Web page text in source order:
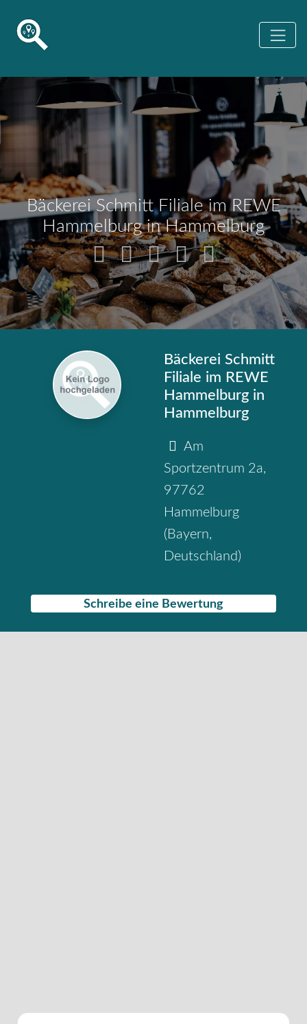
Bäckerei Schmitt Filiale im REWE
Hammelburg in Hammelburg
Bäckerei Schmitt
Filiale im REWE
Hammelburg in
Hammelburg
Am
Sportzentrum 2a,
97762
Hammelburg
( Bayern,
Deutschland)
Schreibe eine Bewertung